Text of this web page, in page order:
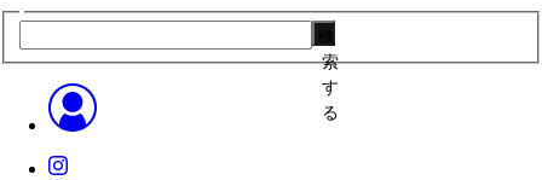
索
す
る